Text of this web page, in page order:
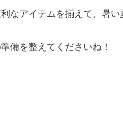
なアイテムを揃えて、暑
備を整えてくださいね！